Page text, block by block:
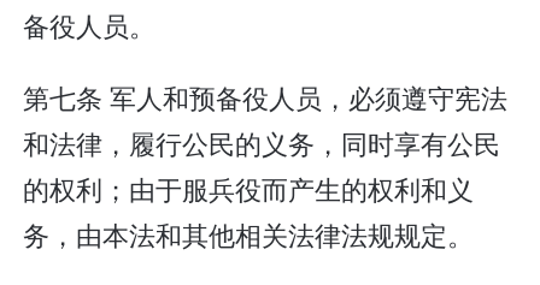
备役人员。
第七条 军人和预备役人员，必须遵守宪法
和法律，履行公民的义务，同时享有公民
的权利；由于服兵役而产生的权利和义
务，由本法和其他相关法律法规规定。